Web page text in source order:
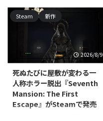
Alt Tab Gameが開発し、Ultimate
Publishing／Ultimate Games S.A.
／PlayWay S.A.がパブリッシング
を手がけるPC（Steam）向けシ
ミュレーションゲーム『Retro
ゲーセンシム）』の体験版が公開
されました。対応プラットフォー
ムはWindowsで、本編は早期ア
クセスとしての発売が予定されて
Steam 新作
2026/8/9
死ぬたびに屋敷が変わる一
人称ホラー脱出『Seventh
Mansion: The First
Escape』がSteamで発売